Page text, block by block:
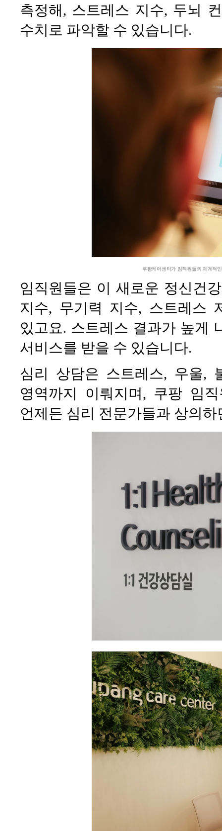
측정해, 스트레스 지수, 두뇌
수치로 파악할 수 있습니다.
쿠팡케어센터가 임직원들의 체계적
임직원들은 이 새로운 정신건
지수, 무기력 지수, 스트레스
있고요. 스트레스 결과가 높게
서비스를 받을 수 있습니다.
심리 상담은 스트레스, 우울,
영역까지 이뤄지며, 쿠팡 임
언제든 심리 전문가들과 상의하